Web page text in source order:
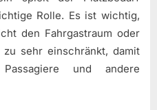
Rolle. Es ist wichtig,
den Fahrgastraum oder
sehr einschränkt, damit
und andere